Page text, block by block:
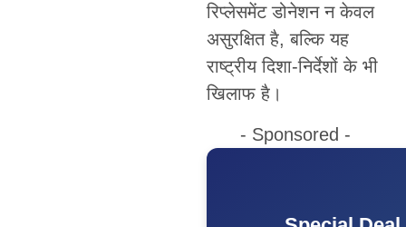
रिप्लेसमेंट डोनेशन न केवल
असुरक्षित है, बल्कि यह
राष्ट्रीय दिशा-निर्देशों के भी
खिलाफ है।
- Sponsored -